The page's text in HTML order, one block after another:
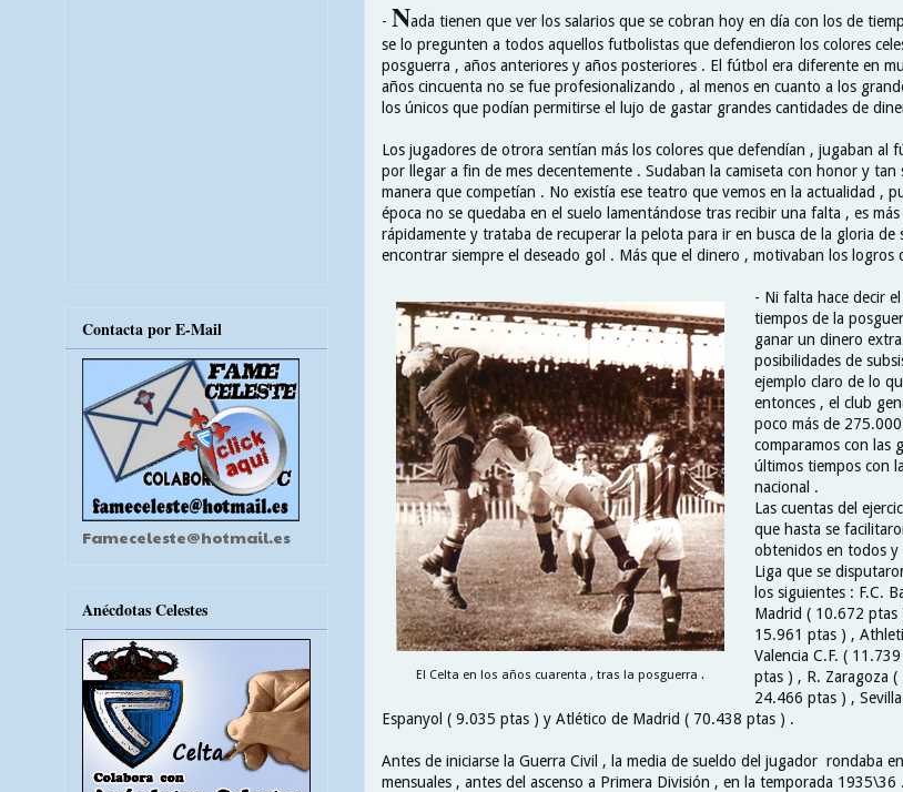
- Nada tienen que ver los salarios que se cobran hoy en día con los de
se lo pregunten a todos aquellos futbolistas que defendieron los colores
posguerra , años anteriores y años posteriores . El fútbol era diferente en
años cincuenta no se fue profesionalizando , al menos en cuanto a los
los únicos que podían permitirse el lujo de gastar grandes cantidades de
Los jugadores de otrora sentían más los colores que defendían , jugaban al
por llegar a fin de mes decentemente . Sudaban la camiseta con honor y tan
manera que competían . No existía ese teatro que vemos en la actualidad ,
época no se quedaba en el suelo lamentándose tras recibir una falta , es
rápidamente y trataba de recuperar la pelota para ir en busca de la gloria
encontrar siempre el deseado gol . Más que el dinero , motivaban los logros
El Celta en los años cuarenta , tras la posguerra .
- Ni falta hace decir
tiempos de la
ganar un dinero
posibilidades de
ejemplo claro de lo
entonces , el club
poco más de
comparamos con las
últimos tiempos con
nacional .
Las cuentas del
que hasta se
obtenidos en todos y
Liga que se
los siguientes : F.C.
Madrid ( 10.672 ptas
15.961 ptas ) ,
Valencia C.F. (
ptas ) , R. Zaragoza
24.466 ptas ) ,
Espanyol ( 9.035 ptas ) y Atlético de Madrid ( 70.438 ptas ) .
Antes de iniciarse la Guerra Civil , la media de sueldo del jugador rondaba
mensuales , antes del ascenso a Primera División , en la temporada 1935\36
Contacta por E-Mail
Fameceleste@hotmail.es
Anécdotas Celestes